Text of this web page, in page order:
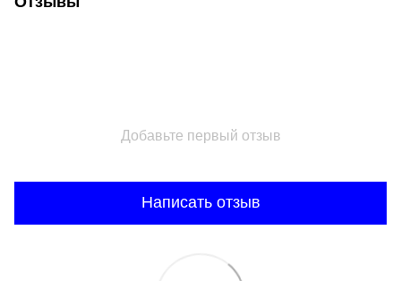
Добавьте первый отзыв
Написать отзыв